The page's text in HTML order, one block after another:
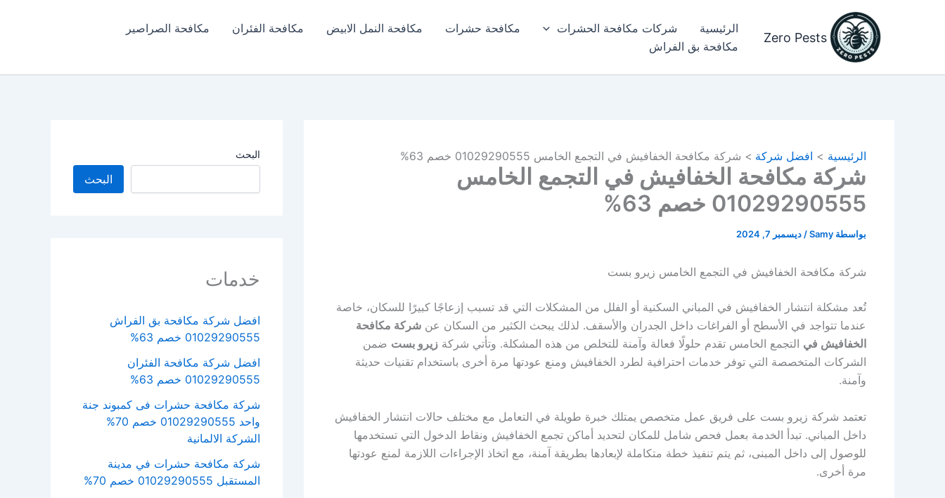
Zero Pests
الرئيسية شركات مكافحة الحشرات مكافحة حشرات مكافحة النمل الابيض​ مكافحة الفئران​
مكافحة الصراصير
مكافحة بق الفراش​
الرئيسية افضل شركة شركة مكافحة الخفافيش في التجمع الخامس 01029290555 خصم 63%
شركة مكافحة الخفافيش في التجمع الخامس
01029290555 خصم 63%
بواسطة Samy
/ ديسمبر 7, 2024
شركة مكافحة الخفافيش في التجمع الخامس زيرو بست
تُعد مشكلة انتشار الخفافيش في المباني السكنية أو الفلل من المشكلات التي قد تسبب إزعاجًا كبيرًا للسكان، خاصة
عندما تتواجد في الأسطح أو الفراغات داخل الجدران والأسقف. لذلك يبحث الكثير من السكان عن شركة مكافحة
الخفافيش في التجمع الخامس تقدم حلولًا فعالة وآمنة للتخلص من هذه المشكلة. وتأتي شركة زيرو بست ضمن
الشركات المتخصصة التي توفر خدمات احترافية لطرد الخفافيش ومنع عودتها مرة أخرى باستخدام تقنيات حديثة
وآمنة.
تعتمد شركة زيرو بست على فريق عمل متخصص يمتلك خبرة طويلة في التعامل مع مختلف حالات انتشار الخفافيش
داخل المباني. تبدأ الخدمة بعمل فحص شامل للمكان لتحديد أماكن تجمع الخفافيش ونقاط الدخول التي تستخدمها
للوصول إلى داخل المبنى، ثم يتم تنفيذ خطة متكاملة لإبعادها بطريقة آمنة، مع اتخاذ الإجراءات اللازمة لمنع عودتها
مرة أخرى.
البحث
البحث
خدمات
افضل شركة مكافحة بق الفراش
01029290555 خصم 63%
افضل شركة مكافحة الفئران
01029290555 خصم 63%
شركة مكافحة حشرات فى كمبوند جنة
واحد 01029290555 خصم 70%
الشركة الالمانية
شركة مكافحة حشرات في مدينة
المستقبل 01029290555 خصم 70%